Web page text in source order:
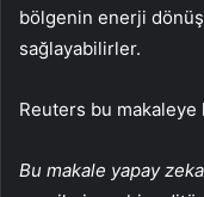
bölgenin enerji
sağlayabilirler.
Reuters bu makaleye
Bu makale yapay